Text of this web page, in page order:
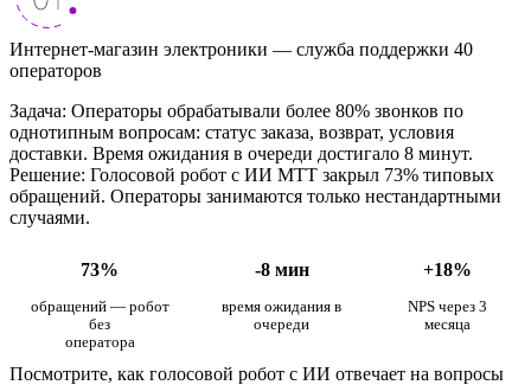
Интернет-магазин электроники — служба поддержки 40
операторов
Задача: Операторы обрабатывали более 80% звонков по
однотипным вопросам: статус заказа, возврат, условия
доставки. Время ожидания в очереди достигало 8 минут.
Решение: Голосовой робот с ИИ МТТ закрыл 73% типовых
обращений. Операторы занимаются только нестандартными
случаями.
73% -8 мин +18%
обращений — робот
без
оператора
время ожидания в
очереди
NPS через 3
месяца
Посмотрите, как голосовой робот с ИИ отвечает на вопросы